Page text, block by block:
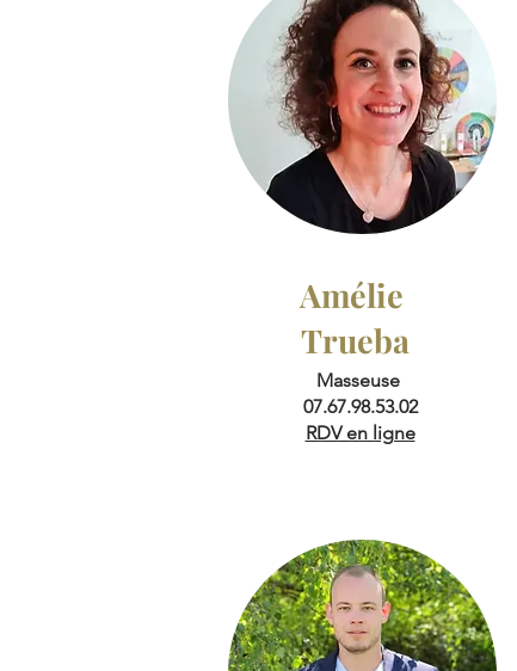
Amélie
Trueba
Masseuse
07.67.98.53.02
RDV en ligne